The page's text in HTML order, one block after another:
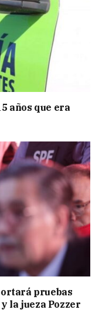
años que era
pruebas
la jueza Pozzer